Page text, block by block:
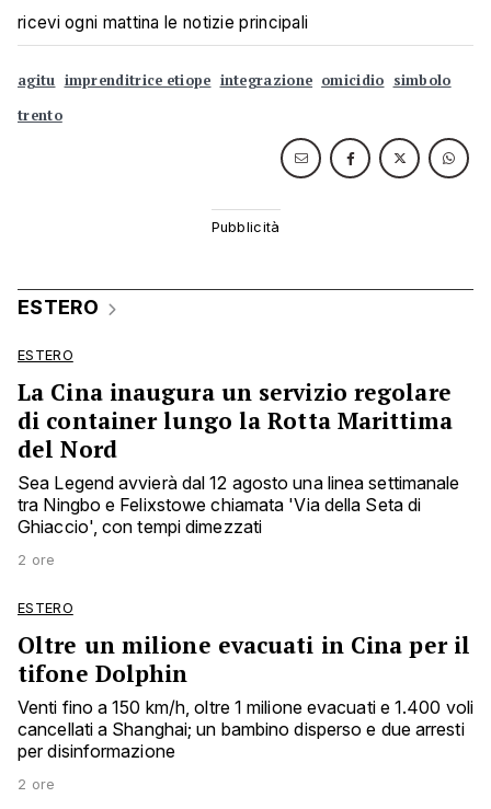
ricevi ogni mattina le notizie principali
agitu imprenditrice etiope integrazione omicidio simbolo
trento
ESTERO
ESTERO
La Cina inaugura un servizio regolare
di container lungo la Rotta Marittima
del Nord
Sea Legend avvierà dal 12 agosto una linea settimanale
tra Ningbo e Felixstowe chiamata 'Via della Seta di
Ghiaccio', con tempi dimezzati
2 ore
ESTERO
Oltre un milione evacuati in Cina per il
tifone Dolphin
Venti fino a 150 km/h, oltre 1 milione evacuati e 1.400 voli
cancellati a Shanghai; un bambino disperso e due arresti
per disinformazione
2 ore